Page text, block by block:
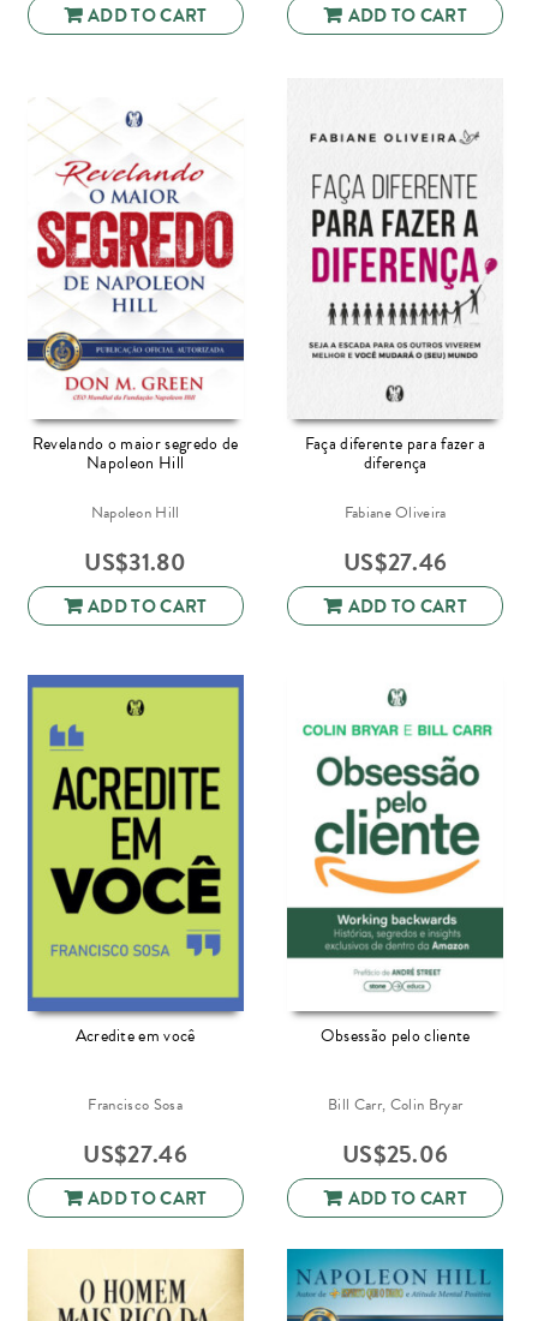
ADD TO CART ADD TO CART
Revelando o maior segredo de
Napoleon Hill
Napoleon Hill
US$31.80
ADD TO CART
Faça diferente para fazer a
diferença
Fabiane Oliveira
US$27.46
ADD TO CART
Acredite em você
Francisco Sosa
US$27.46
ADD TO CART
Obsessão pelo cliente
Bill Carr, Colin Bryar
US$25.06
ADD TO CART